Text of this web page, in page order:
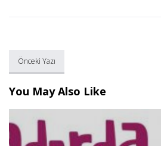
Önceki Yazı
You May Also Like